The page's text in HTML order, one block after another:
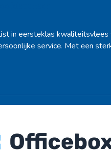
in eersteklas
service. Met een